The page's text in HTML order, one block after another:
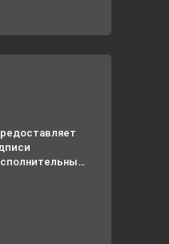
из них и